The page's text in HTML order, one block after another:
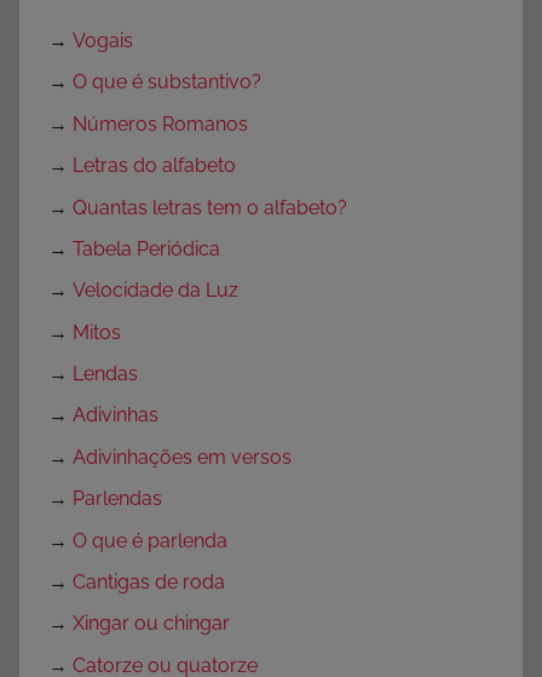
→ Vogais
→ O que é substantivo?
→ Números Romanos
→ Letras do alfabeto
→ Quantas letras tem o alfabeto?
→ Tabela Periódica
→ Velocidade da Luz
→ Mitos
→ Lendas
→ Adivinhas
→ Adivinhações em versos
→ Parlendas
→ O que é parlenda
→ Cantigas de roda
→ Xingar ou chingar
→ Catorze ou quatorze